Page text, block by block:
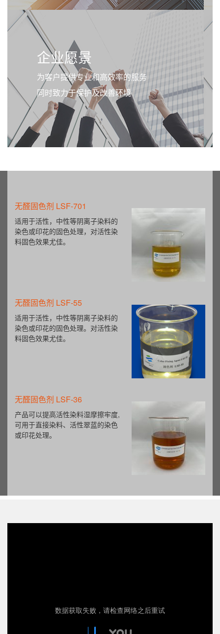
企业愿景
为客户提供专业和高效率的服务
同时致力于保护及改善环境
无醛固色剂 LSF-701
适用于活性，中性等阴离子染料的
染色或印花的固色处理，对活性染
料固色效果尤佳。
无醛固色剂 LSF-55
适用于活性，中性等阴离子染料的
染色或印花的固色处理。对活性染
料固色效果尤佳。
无醛固色剂 LSF-36
产品可以提高活性染料湿摩擦牢度,
可用于直接染料、活性翠蓝的染色
或印花处理。